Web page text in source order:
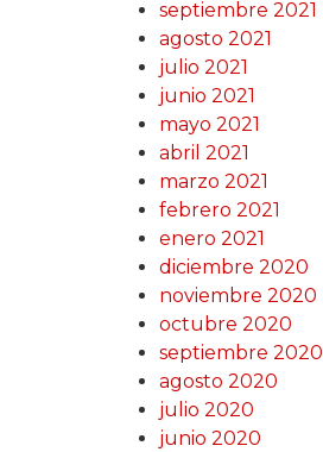
septiembre 2021
agosto 2021
julio 2021
junio 2021
mayo 2021
abril 2021
marzo 2021
febrero 2021
enero 2021
diciembre 2020
noviembre 2020
octubre 2020
septiembre 2020
agosto 2020
julio 2020
junio 2020